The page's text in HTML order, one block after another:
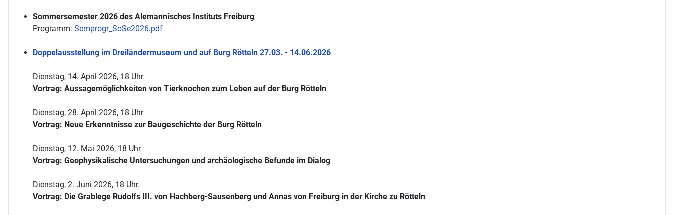
Sommersemester 2026 des Alemannisches Instituts Freiburg
Programm: Semprogr_SoSe2026.pdf
Doppelausstellung im Dreiländermuseum und auf Burg Rötteln 27.03. - 14.06.2026
Dienstag, 14. April 2026, 18 Uhr
Vortrag: Aussagemöglichkeiten von Tierknochen zum Leben auf der Burg Rötteln
Dienstag, 28. April 2026, 18 Uhr
Vortrag: Neue Erkenntnisse zur Baugeschichte der Burg Rötteln
Dienstag, 12. Mai 2026, 18 Uhr
Vortrag: Geophysikalische Untersuchungen und archäologische Befunde im Dialog
Dienstag, 2. Juni 2026, 18 Uhr.
Vortrag: Die Grablege Rudolfs III. von Hachberg-Sausenberg und Annas von Freiburg in der Kirche zu Rötteln